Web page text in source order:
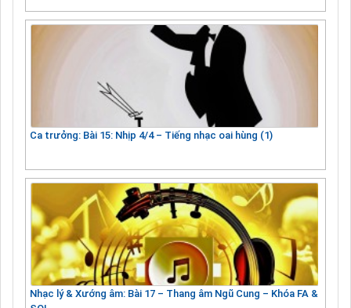
Ca trưởng: Bài 15: Nhịp 4/4 – Tiếng nhạc oai hùng (1)
Nhạc lý & Xướng âm: Bài 17 – Thang âm Ngũ Cung – Khóa FA &